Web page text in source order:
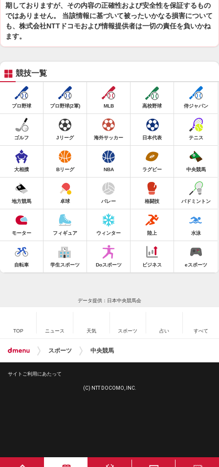
期しておりますが、その内容の正確性および安全性を保証するもの
ではありません。 当該情報に基づいて被ったいかなる損害について
も、株式会社NTTドコモおよび情報提供者は一切の責任を負いかね
ます。
競技一覧
プロ野球 プロ野球(2軍) MLB 高校野球 侍ジャパン
ゴルフ Jリーグ 海外サッカー 日本代表 テニス
大相撲 Bリーグ NBA ラグビー 中央競馬
地方競馬 卓球 バレー 格闘技 バドミントン
モーター フィギュア ウィンター 陸上 水泳
自転車 学生スポーツ Doスポーツ ビジネス eスポーツ
データ提供：日本中央競馬会
TOP ニュース 天気 スポーツ 占い すべて
スポーツ 中央競馬
サイトご利用にあたって
(C) NTT DOCOMO, INC.